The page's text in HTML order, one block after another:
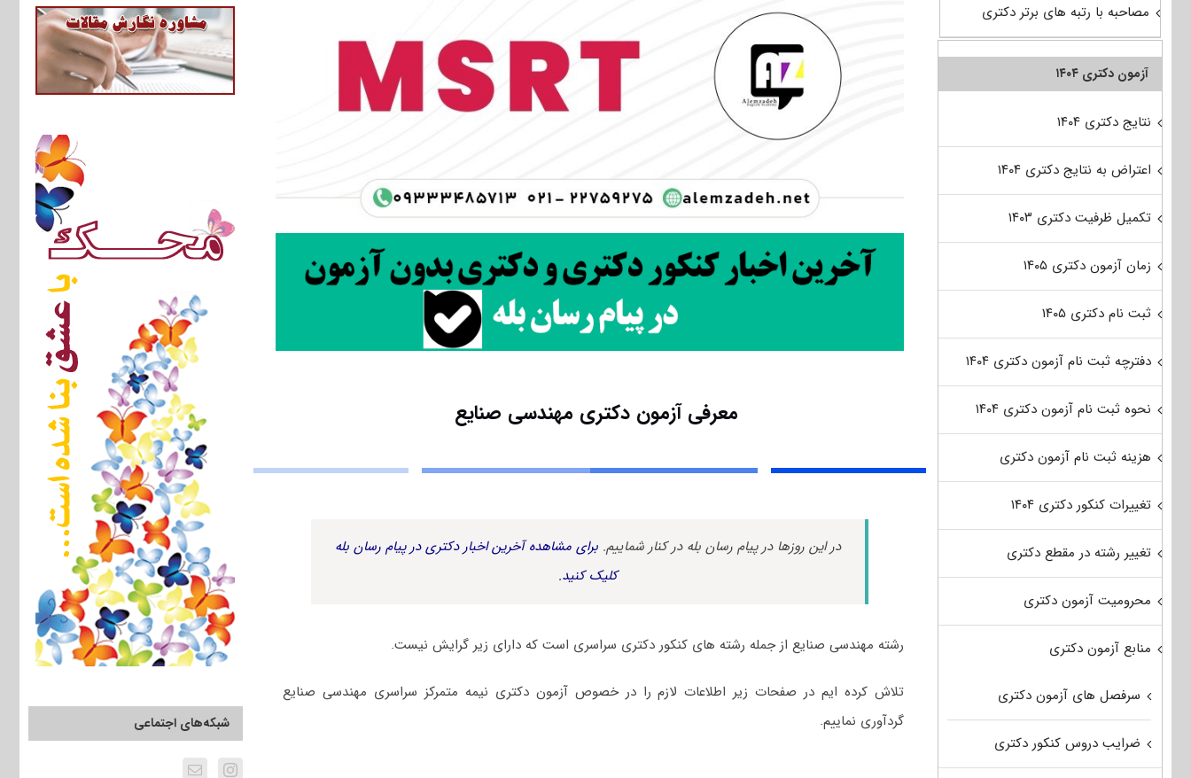
معرفی آزمون دکتری مهندسی صنایع
در این روزها در پیام رسان بله در کنار شماییم. برای مشاهده آخرین اخبار دکتری در پیام رسان بله
کلیک کنید.
رشته مهندسی صنایع از جمله رشته های کنکور دکتری سراسری است که دارای زیر گرایش نیست.
تلاش کرده ایم در صفحات زیر اطلاعات لازم را در خصوص آزمون دکتری نیمه متمرکز سراسری مهندسی صنایع
گردآوری نماییم.
شبکه‌های اجتماعی
مصاحبه با رتبه های برتر دکتری
آزمون دکتری ۱۴۰۴
نتایج دکتری ۱۴۰۴
اعتراض به نتایج دکتری ۱۴۰۴
تکمیل ظرفیت دکتری ۱۴۰۳
زمان آزمون دکتری ۱۴۰۵
ثبت نام دکتری ۱۴۰۵
دفترچه ثبت نام آزمون دکتری ۱۴۰۴
نحوه ثبت نام آزمون دکتری ۱۴۰۴
هزینه ثبت نام آزمون دکتری
تغییرات کنکور دکتری ۱۴۰۴
تغییر رشته در مقطع دکتری
محرومیت آزمون دکتری
منابع آزمون دکتری
سرفصل های آزمون دکتری
ضرایب دروس کنکور دکتری